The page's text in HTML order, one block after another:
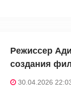
Режиссер
создания
30.04.2026